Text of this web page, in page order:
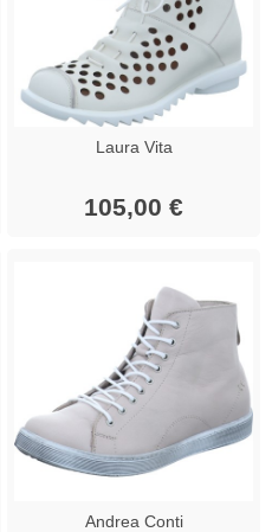
Laura Vita
105,00 €
Andrea Conti